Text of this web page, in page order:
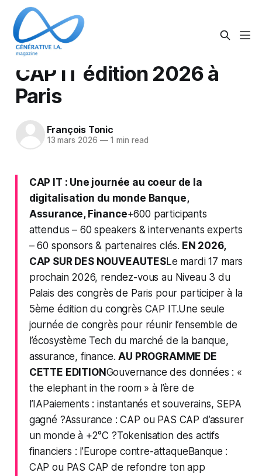
CAP IT édition 2026 à
Paris
François Tonic
13 mars 2026 —1 min read
CAP IT : Une journée au coeur de la
digitalisation du monde Banque,
Assurance, Finance+600 participants
attendus – 60 speakers & intervenants experts
– 60 sponsors & partenaires clés. EN 2026,
CAP SUR DES NOUVEAUTESLe mardi 17 mars
prochain 2026, rendez-vous au Niveau 3 du
Palais des congrès de Paris pour participer à la
5ème édition du congrès CAP IT.Une seule
journée de congrès pour réunir l’ensemble de
l’écosystème Tech du marché de la banque,
assurance, finance.AU PROGRAMME DE
CETTE EDITIONGouvernance des données : «
the elephant in the room » à l’ère de
l’IAPaiements : instantanés et souverains, SEPA
gagné ?Assurance : CAP ou PAS CAP d’assurer
un monde à +2°C ?Tokenisation des actifs
financiers : l’Europe contre-attaqueBanque :
CAP ou PAS CAP de refondre ton app